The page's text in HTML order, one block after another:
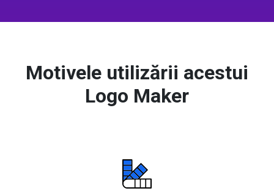
Motivele utilizării acestui
Logo Maker